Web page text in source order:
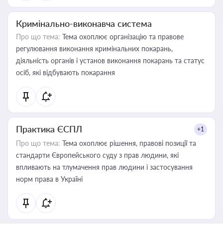
Кримінально-виконавча система
Про що тема: Тема охоплює організацію та правове
регулювання виконання кримінальних покарань,
діяльність органів і установ виконання покарань та статус
осіб, які відбувають покарання
Практика ЄСПЛ +1
Про що тема: Тема охоплює рішення, правові позиції та
стандарти Європейського суду з прав людини, які
впливають на тлумачення прав людини і застосування
норм права в Україні